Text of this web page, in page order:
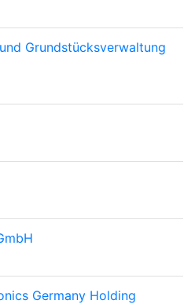
Grundstücksverwaltung
Germany Holding